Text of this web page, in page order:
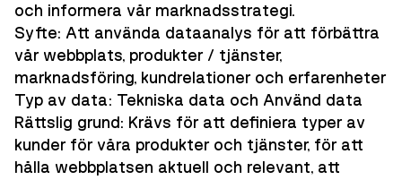
och informera vår marknadsstrategi.
Syfte: Att använda dataanalys för att förbättra
vår webbplats, produkter / tjänster,
marknadsföring, kundrelationer och erfarenheter
Typ av data: Tekniska data och Använd data
Rättslig grund: Krävs för att definiera typer av
kunder för våra produkter och tjänster, för att
hålla webbplatsen aktuell och relevant, att